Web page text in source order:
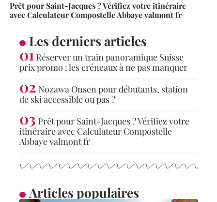
Prêt pour Saint-Jacques ? Vérifiez votre itinéraire
avec Calculateur Compostelle Abbaye valmont fr
Les derniers articles
Réserver un train panoramique Suisse
prix promo : les créneaux à ne pas manquer
Nozawa Onsen pour débutants, station
de ski accessible ou pas ?
Prêt pour Saint-Jacques ? Vérifiez votre
itinéraire avec Calculateur Compostelle
Abbaye valmont fr
Articles populaires